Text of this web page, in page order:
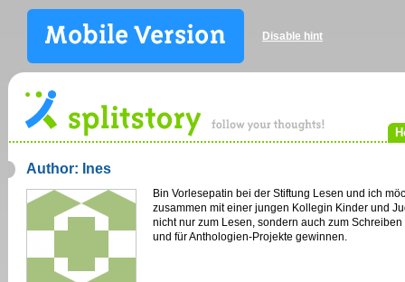
Disable hint
Author: Ines
Bin Vorlesepatin bei der Stiftung Lesen und ich
zusammen mit einer jungen Kollegin Kinder und
nicht nur zum Lesen, sondern auch zum
und für Anthologien-Projekte gewinnen.